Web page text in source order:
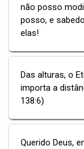
não posso
posso, e
elas!
Das alturas, o
importa a
138:6)
Querido Deus,